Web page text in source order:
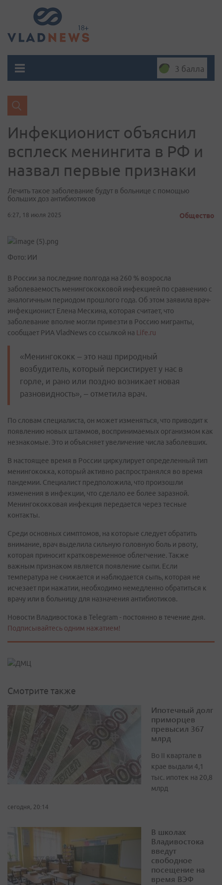
3 балла
Инфекционист объяснил
всплеск менингита в РФ и
назвал первые признаки
Лечить такое заболевание будут в больнице с помощью
больших доз антибиотиков
6:27, 18 июля 2025 Общество
Фото: ИИ
В России за последние полгода на 260 % возросла
заболеваемость менингококковой инфекцией по сравнению с
аналогичным периодом прошлого года. Об этом заявила врач-
инфекционист Елена Мескина, которая считает, что
заболевание вполне могли привезти в Россию мигранты,
сообщает РИА VladNews со ссылкой на Life.ru
«‎Менингококк – это наш природный
возбудитель, который персистирует у нас в
горле, и рано или поздно возникает новая
разновидность», – отметила врач.
По словам специалиста, он может изменяться, что приводит к
появлению новых штаммов, воспринимаемых организмом как
незнакомые. Это и объясняет увеличение числа заболевших.
В настоящее время в России циркулирует определенный тип
менингококка, который активно распространялся во время
пандемии. Специалист предположила, что произошли
изменения в инфекции, что сделало ее более заразной.
Менингококковая инфекция передается через тесные
контакты.
Среди основных симптомов, на которые следует обратить
внимание, врач выделила сильную головную боль и рвоту,
которая приносит кратковременное облегчение. Также
важным признаком является появление сыпи. Если
температура не снижается и наблюдается сыпь, которая не
исчезает при нажатии, необходимо немедленно обратиться к
врачу или в больницу для назначения антибиотиков.
Новости Владивостока в Telegram - постоянно в течение дня.
Подписывайтесь одним нажатием!
Смотрите также
Ипотечный долг
приморцев
превысил 367
млрд
Во II квартале в
крае выдали 4,1
тыс. ипотек на 20,8
млрд
сегодня, 20:14
В школах
Владивостока
введут
свободное
посещение на
время ВЭФ